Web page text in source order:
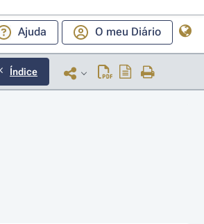
Ajuda O meu Diário
Índice